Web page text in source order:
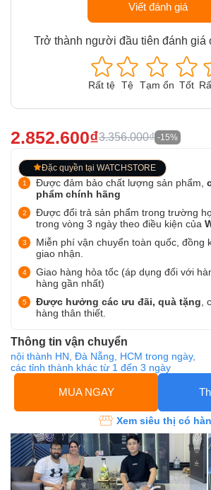
Viết đánh giá
Trở thành người đầu tiên đánh giá
Rất tệ Tệ Tạm ổn Tốt
2.852.600₫3.356.000₫ -15%
Đặc quyền tại WATCHSTORE
Được đảm bảo chất lượng sản phẩm,
phẩm chính hãng
Được đổi trả sản phẩm trong trường
trong vòng 3 ngày theo điều kiện của
Miễn phí vận chuyển toàn quốc, đồng
giao nhận.
Giao hàng hỏa tốc (áp dụng đối với
hàng gần nhất)
Được hưởng các ưu đãi, quà tặng
hàng thân thiết.
Thông tin vận chuyển
nội thành HN, Đà Nẵng, HCM trong ngày,
các tỉnh thành khác từ 1 đến 3 ngày
MUA NGAY
Xem siêu thị có